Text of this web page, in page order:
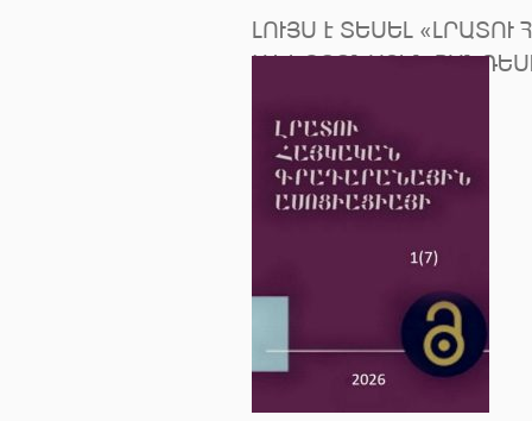
ԼՈՒՅՍ Է ՏԵՍԵԼ
ԷԼԵԿՏՐՈՆԱՅԻՆ